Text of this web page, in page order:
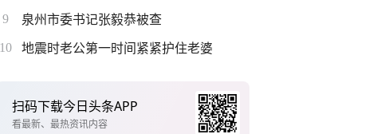
9 泉州市委书记张毅恭被查
10 地震时老公第一时间紧紧护住老婆
扫码下载今日头条APP
看最新、最热资讯内容